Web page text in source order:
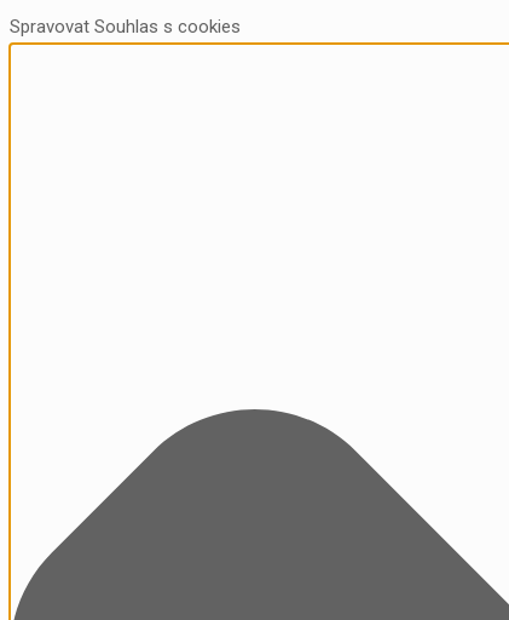
Spravovat Souhlas s cookies